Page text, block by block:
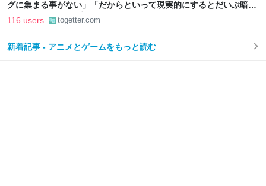
グに集まる事がない」「だからといって現実的にするとだいぶ暗い
CMになっちゃいそう」
116 users togetter.com
新着記事 - アニメとゲームをもっと読む